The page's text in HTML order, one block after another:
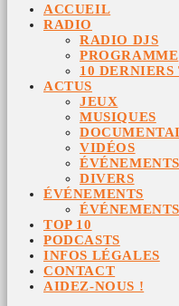
ACCUEIL
RADIO
RADIO DJS
PROGRAMME
10 DERNIERS
ACTUS
JEUX
MUSIQUES
VIDÉOS
ÉVÉNEMENTS
DIVERS
ÉVÉNEMENTS
TOP 10
PODCASTS
INFOS LÉGALES
CONTACT
AIDEZ-NOUS !